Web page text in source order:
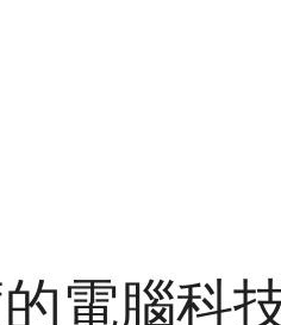
電腦科